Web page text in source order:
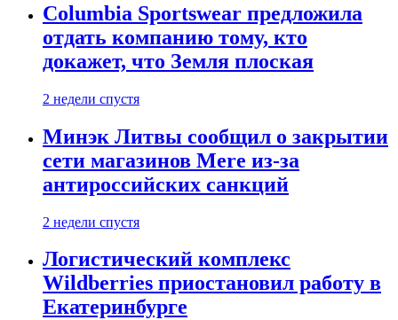
Columbia Sportswear предложила
отдать компанию тому, кто
докажет, что Земля плоская
2 недели спустя
Минэк Литвы сообщил о закрытии
сети магазинов Mere из-за
антироссийских санкций
2 недели спустя
Логистический комплекс
Wildberries приостановил работу в
Екатеринбурге